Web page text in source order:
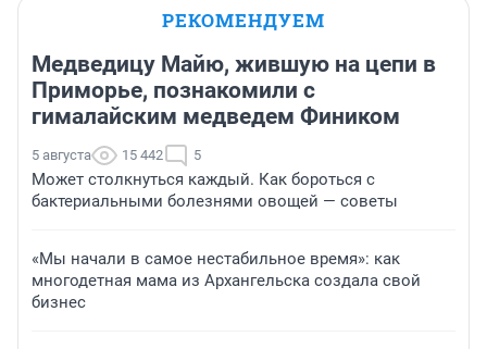
РЕКОМЕНДУЕМ
Медведицу Майю, жившую на цепи в
Приморье, познакомили с
гималайским медведем Фиником
5 августа 15 442 5
Может столкнуться каждый. Как бороться с
бактериальными болезнями овощей — советы
«Мы начали в самое нестабильное время»: как
многодетная мама из Архангельска создала свой
бизнес